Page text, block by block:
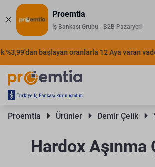
Proemtia
İş Bankası Grubu - B2B Pazaryeri
başlayan oranlarla 12 Aya varan
Proemtia Ürünler Demir Çelik
Hardox Aşınma